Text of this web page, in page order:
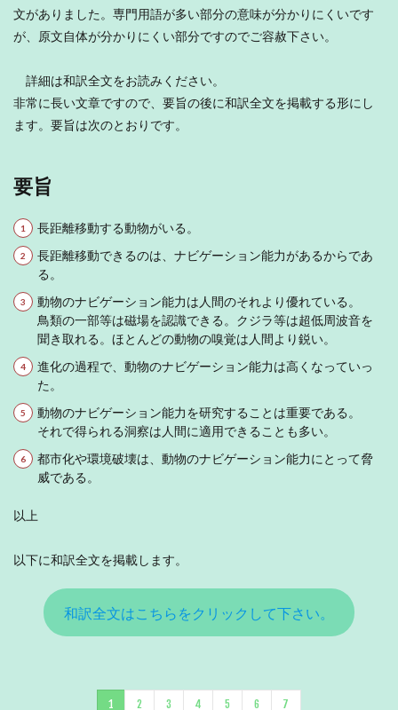
文がありました。専門用語が多い部分の意味が分かりにくいです
が、原文自体が分かりにくい部分ですのでご容赦下さい。
詳細は和訳全文をお読みください。
非常に長い文章ですので、要旨の後に和訳全文を掲載する形にし
ます。要旨は次のとおりです。
要旨
長距離移動する動物がいる。
長距離移動できるのは、ナビゲーション能力があるからであ
る。
動物のナビゲーション能力は人間のそれより優れている。
鳥類の一部等は磁場を認識できる。クジラ等は超低周波音を
聞き取れる。ほとんどの動物の嗅覚は人間より鋭い。
進化の過程で、動物のナビゲーション能力は高くなっていっ
た。
動物のナビゲーション能力を研究することは重要である。
それで得られる洞察は人間に適用できることも多い。
都市化や環境破壊は、動物のナビゲーション能力にとって脅
威である。
以上
以下に和訳全文を掲載します。
和訳全文はこちらをクリックして下さい。
1 2 3 4 5 6 7